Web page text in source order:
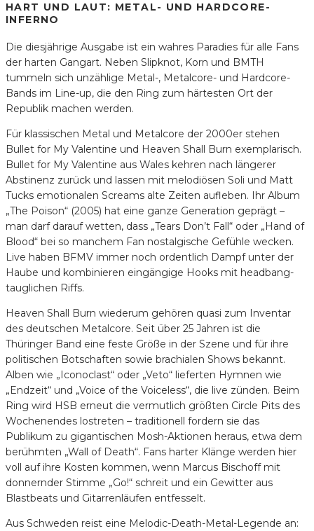
HART UND LAUT: METAL- UND HARDCORE-
INFERNO
Die diesjährige Ausgabe ist ein wahres Paradies für alle Fans
der harten Gangart. Neben Slipknot, Korn und BMTH
tummeln sich unzählige Metal-, Metalcore- und Hardcore-
Bands im Line-up, die den Ring zum härtesten Ort der
Republik machen werden.
Für klassischen Metal und Metalcore der 2000er stehen
Bullet for My Valentine und Heaven Shall Burn exemplarisch.
Bullet for My Valentine aus Wales kehren nach längerer
Abstinenz zurück und lassen mit melodiösen Soli und Matt
Tucks emotionalen Screams alte Zeiten aufleben. Ihr Album
„The Poison“ (2005) hat eine ganze Generation geprägt –
man darf darauf wetten, dass „Tears Don’t Fall“ oder „Hand of
Blood“ bei so manchem Fan nostalgische Gefühle wecken.
Live haben BFMV immer noch ordentlich Dampf unter der
Haube und kombinieren eingängige Hooks mit headbang-
tauglichen Riffs.
Heaven Shall Burn wiederum gehören quasi zum Inventar
des deutschen Metalcore. Seit über 25 Jahren ist die
Thüringer Band eine feste Größe in der Szene und für ihre
politischen Botschaften sowie brachialen Shows bekannt.
Alben wie „Iconoclast“ oder „Veto“ lieferten Hymnen wie
„Endzeit“ und „Voice of the Voiceless“, die live zünden. Beim
Ring wird HSB erneut die vermutlich größten Circle Pits des
Wochenendes lostreten – traditionell fordern sie das
Publikum zu gigantischen Mosh-Aktionen heraus, etwa dem
berühmten „Wall of Death“. Fans harter Klänge werden hier
voll auf ihre Kosten kommen, wenn Marcus Bischoff mit
donnernder Stimme „Go!“ schreit und ein Gewitter aus
Blastbeats und Gitarrenläufen entfesselt.
Aus Schweden reist eine Melodic-Death-Metal-Legende an: